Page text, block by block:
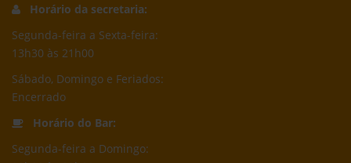
Horário da secretaria:
Segunda-feira a Sexta-feira:
13h30 às 21h00
Sábado, Domingo e Feriados:
Encerrado
Horário do Bar:
Segunda-feira a Domingo: